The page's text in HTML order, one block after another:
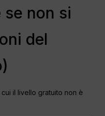
se non si
del
il livello gratuito non è